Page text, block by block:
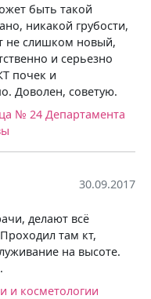
быть такой
никакой грубости,
не слишком новый,
и серьезно
почек и
Доволен, советую.
№ 24 Департамента
30.09.2017
делают всё
там кт,
на высоте.
и косметологии